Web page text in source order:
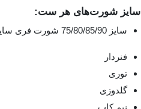
سایز شورت‌های هر ست:
سایز 75/80/85/90 شورت فری سایز
فنردار
توری
گلدوزی